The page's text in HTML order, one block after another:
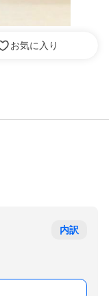
お気に入り
内訳